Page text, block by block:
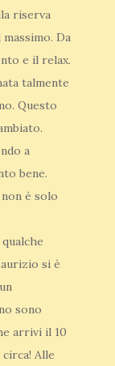
riserva
Da
e il relax.
talmente
Questo
a
bene.
è solo
si è
sono
arrivi il 10
Alle